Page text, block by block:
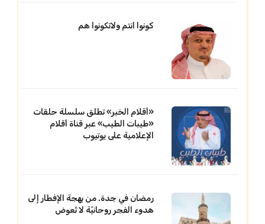
كونوا انتم ولاتكونوا هم
«أقلام الخبر» تطلق سلسلة حلقات
«طيبات الطيب» عبر قناة أقلام
الإعلامية على يوتيوب
رمضان في جدة. من بهجة الإفطار إلى
هدوء الفجر روحانيّة لا تُعوض